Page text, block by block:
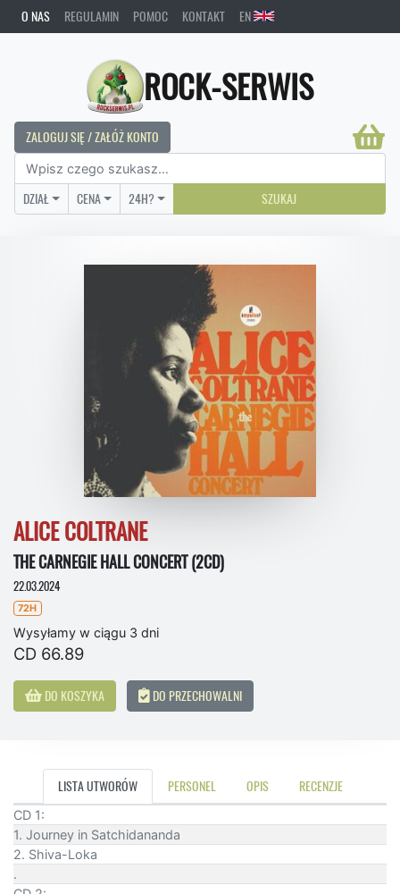
O NAS REGULAMIN POMOC KONTAKT EN
ROCK-SERWIS
ZALOGUJ SIĘ / ZAŁÓŻ KONTO
DZIAŁ CENA 24H? SZUKAJ
ALICE COLTRANE
THE CARNEGIE HALL CONCERT (2CD)
22.03.2024
72H
Wysyłamy w ciągu 3 dni
CD 66.89
DO KOSZYKA DO PRZECHOWALNI
LISTA UTWORÓW PERSONEL OPIS RECENZJE
CD 1:
1. Journey in Satchidananda
2. Shiva-Loka
.